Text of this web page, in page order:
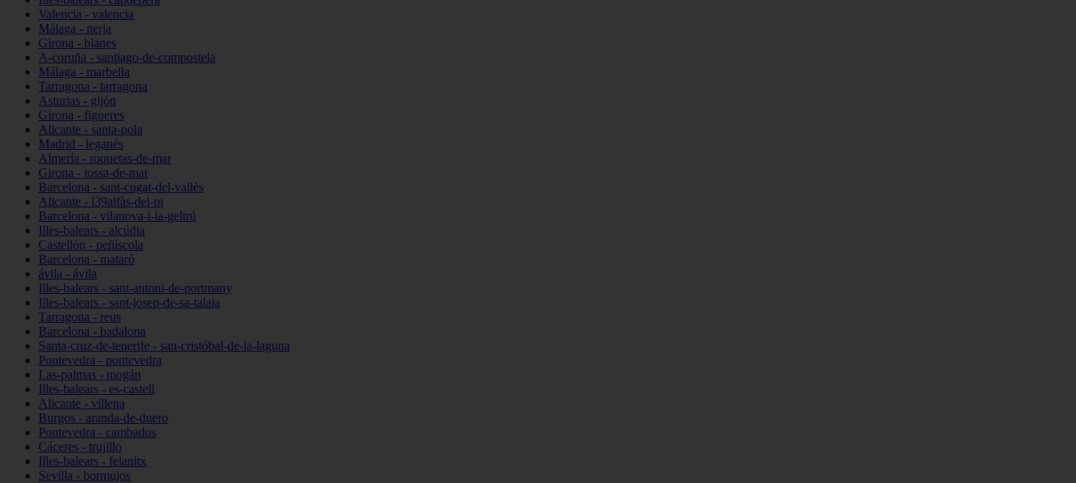
Valencia - valencia
Málaga - nerja
Girona - blanes
A-coruña - santiago-de-compostela
Málaga - marbella
Tarragona - tarragona
Asturias - gijón
Girona - figueres
Alicante - santa-pola
Madrid - leganés
Almería - roquetas-de-mar
Girona - tossa-de-mar
Barcelona - sant-cugat-del-vallès
Alicante - l39alfàs-del-pi
Barcelona - vilanova-i-la-geltrú
Illes-balears - alcúdia
Castellón - peñíscola
Barcelona - mataró
ávila - ávila
Illes-balears - sant-antoni-de-portmany
Illes-balears - sant-josep-de-sa-talaia
Tarragona - reus
Barcelona - badalona
Santa-cruz-de-tenerife - san-cristóbal-de-la-laguna
Pontevedra - pontevedra
Las-palmas - mogán
Illes-balears - es-castell
Alicante - villena
Burgos - aranda-de-duero
Pontevedra - cambados
Cáceres - trujillo
Illes-balears - felanitx
Sevilla - bormujos